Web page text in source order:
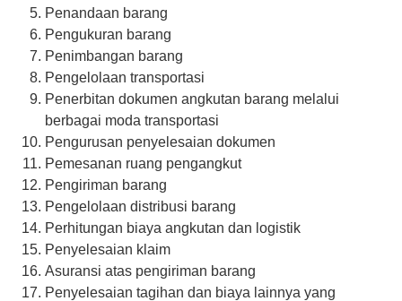
Penandaan barang
Pengukuran barang
Penimbangan barang
Pengelolaan transportasi
Penerbitan dokumen angkutan barang melalui
berbagai moda transportasi
Pengurusan penyelesaian dokumen
Pemesanan ruang pengangkut
Pengiriman barang
Pengelolaan distribusi barang
Perhitungan biaya angkutan dan logistik
Penyelesaian klaim
Asuransi atas pengiriman barang
Penyelesaian tagihan dan biaya lainnya yang